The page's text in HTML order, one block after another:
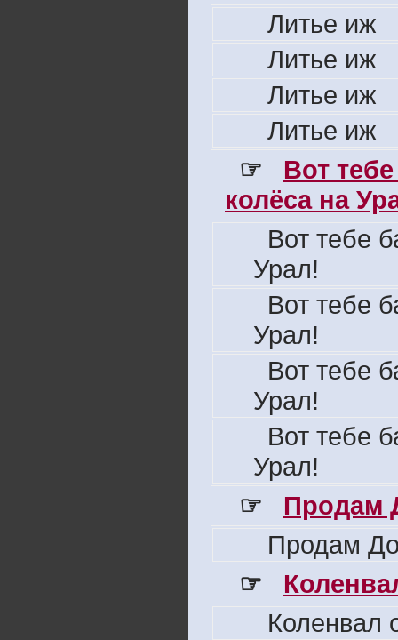
Литье иж
Литье иж
Литье иж
Литье иж
☞
Вот
колёса на
Вот тебе
Урал!
Вот тебе
Урал!
Вот тебе
Урал!
Вот тебе
Урал!
☞
Продам
Продам
☞
Коленвал